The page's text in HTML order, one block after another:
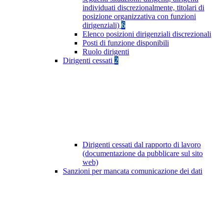
individuati discrezionalmente, titolari di
posizione organizzativa con funzioni
dirigenziali) 6
Elenco posizioni dirigenziali discrezionali
Posti di funzione disponibili
Ruolo dirigenti
Dirigenti cessati 2
Dirigenti cessati dal rapporto di lavoro
(documentazione da pubblicare sul sito
web)
Sanzioni per mancata comunicazione dei dati